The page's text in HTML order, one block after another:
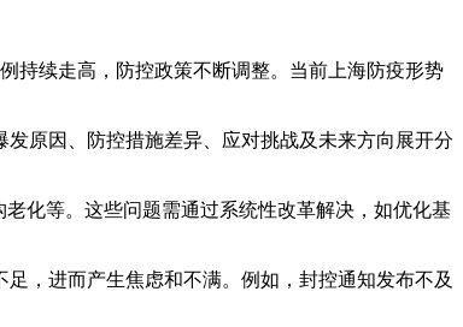
持续走高，防控政策不断调整。当前上海防疫形势
原因、防控措施差异、应对挑战及未来方向展开分
化等。这些问题需通过系统性改革解决，如优化基
，进而产生焦虑和不满。例如，封控通知发布不及